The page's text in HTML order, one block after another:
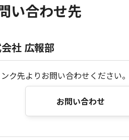
い合わせ先
社 広報部
ク先よりお問い合わせください。
お問い合わせ